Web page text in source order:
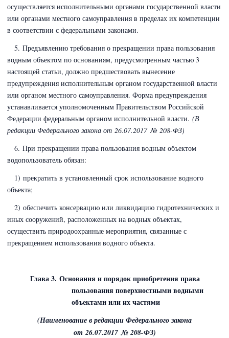
осуществляется исполнительными органами государственной власти
или органами местного самоуправления в пределах их компетенции
в соответствии с федеральными законами.
5. Предъявлению требования о прекращении права пользования
водным объектом по основаниям, предусмотренным частью 3
настоящей статьи, должно предшествовать вынесение
предупреждения исполнительным органом государственной власти
или органом местного самоуправления. Форма предупреждения
устанавливается уполномоченным Правительством Российской
Федерации федеральным органом исполнительной власти. (В
редакции Федерального закона от 26.07.2017 № 208-ФЗ)
6. При прекращении права пользования водным объектом
водопользователь обязан:
1) прекратить в установленный срок использование водного
объекта;
2) обеспечить консервацию или ликвидацию гидротехнических и
иных сооружений, расположенных на водных объектах,
осуществить природоохранные мероприятия, связанные с
прекращением использования водного объекта.
Глава 3. Основания и порядок приобретения права
пользования поверхностными водными
объектами или их частями
(Наименование в редакции Федерального закона
от 26.07.2017 № 208-ФЗ)